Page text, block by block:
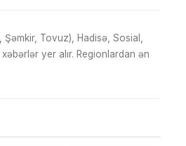
Tovuz), Hadisə, Sosial,
yer alır. Regionlardan ən